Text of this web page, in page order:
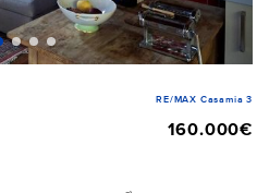
RE/MAX Casamia 3
160.000€